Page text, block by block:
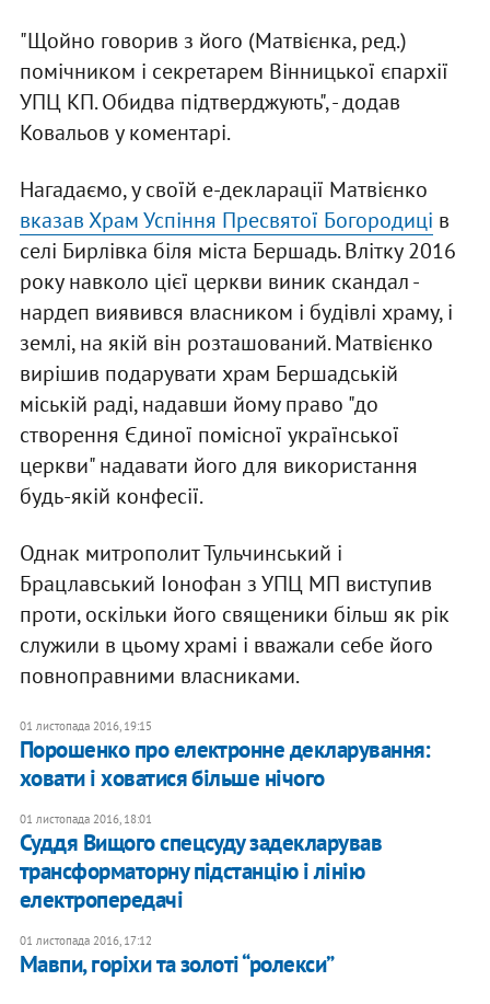
"Щойно говорив з його (Матвієнка, ред.)
помічником і секретарем Вінницької єпархії
УПЦ КП. Обидва підтверджують", - додав
Ковальов у коментарі.
Нагадаємо, у своїй е-декларації Матвієнко
вказав Храм Успіння Пресвятої Богородиці в
селі Бирлівка біля міста Бершадь. Влітку 2016
року навколо цієї церкви виник скандал -
нардеп виявився власником і будівлі храму, і
землі, на якій він розташований. Матвієнко
вирішив подарувати храм Бершадській
міській раді, надавши йому право "до
створення Єдиної помісної української
церкви" надавати його для використання
будь-якій конфесії.
Однак митрополит Тульчинський і
Брацлавський Іонофан з УПЦ МП виступив
проти, оскільки його священики більш як рік
служили в цьому храмі і вважали себе його
повноправними власниками.
01 листопада 2016, 19:15
Порошенко про електронне декларування:
ховати і ховатися більше нічого
01 листопада 2016, 18:01
Суддя Вищого спецсуду задекларував
трансформаторну підстанцію і лінію
електропередачі
01 листопада 2016, 17:12
Мавпи, горіхи та золоті “ролекси”